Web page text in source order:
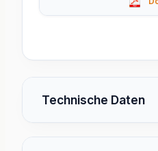
Technische Daten